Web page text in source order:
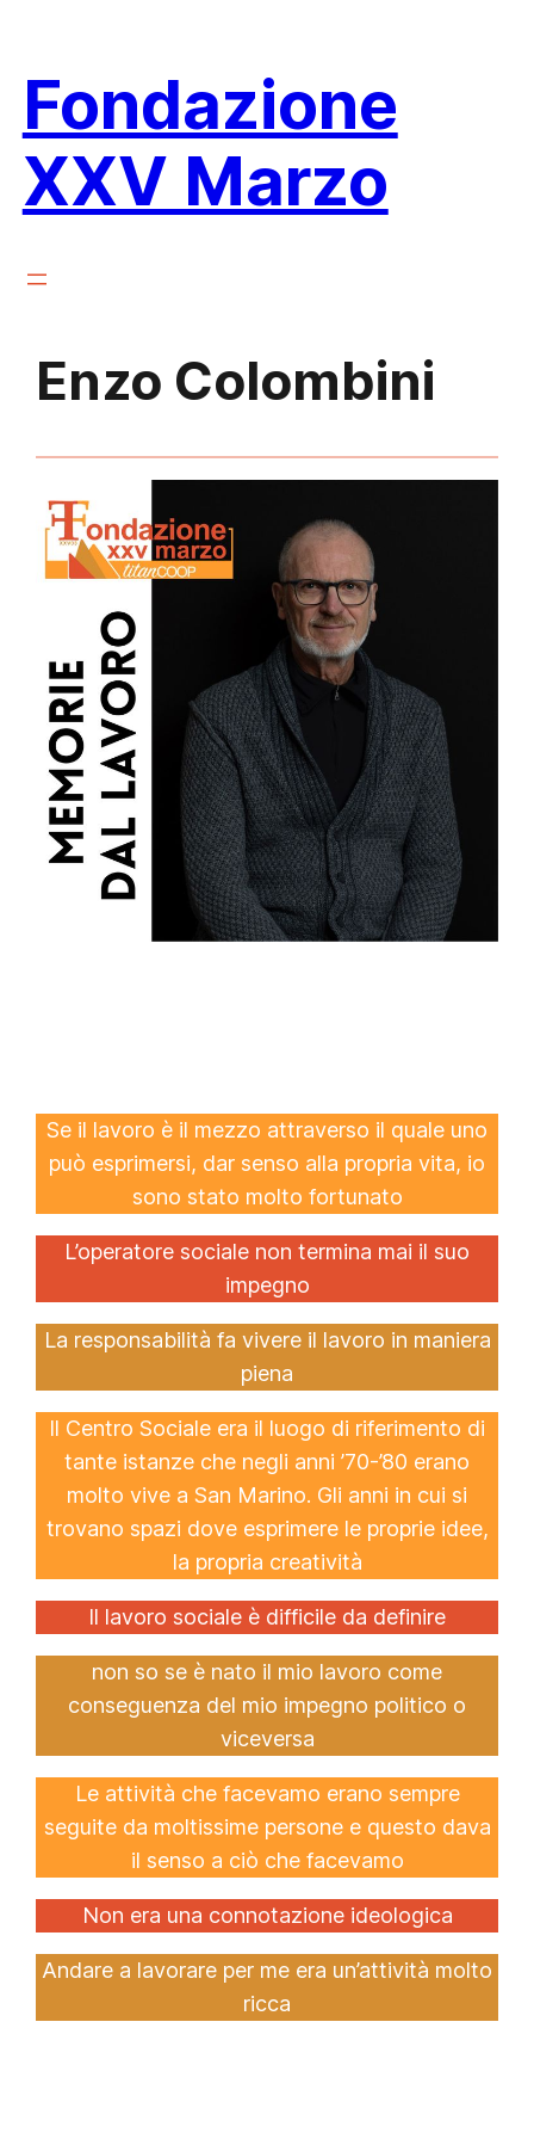
contenuto
Fondazione
XXV Marzo
Enzo Colombini
Se il lavoro è il mezzo attraverso il quale uno
può esprimersi, dar senso alla propria vita, io
sono stato molto fortunato
L’operatore sociale non termina mai il suo
impegno
La responsabilità fa vivere il lavoro in maniera
piena
Il Centro Sociale era il luogo di riferimento di
tante istanze che negli anni ’70-’80 erano
molto vive a San Marino. Gli anni in cui si
trovano spazi dove esprimere le proprie idee,
la propria creatività
Il lavoro sociale è difficile da definire
non so se è nato il mio lavoro come
conseguenza del mio impegno politico o
viceversa
Le attività che facevamo erano sempre
seguite da moltissime persone e questo dava
il senso a ciò che facevamo
Non era una connotazione ideologica
Andare a lavorare per me era un’attività molto
ricca